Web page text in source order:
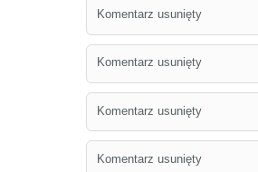
Komentarz usunięty
Komentarz usunięty
Komentarz usunięty
Komentarz usunięty